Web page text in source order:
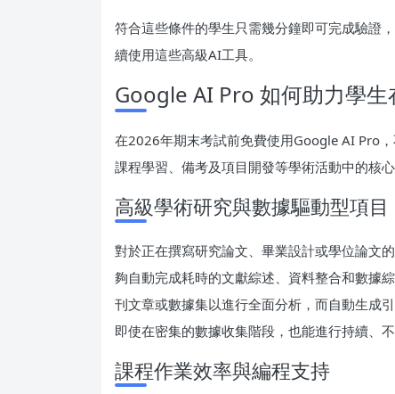
符合這些條件的學生只需幾分鐘即可完成驗證
續使用這些高級AI工具。
Google AI Pro 如何助力學
在2026年期末考試前免費使用Google AI Pro
課程學習、備考及項目開發等學術活動中的核心
高級學術研究與數據驅動型項目
對於正在撰寫研究論文、畢業設計或學位論文
夠自動完成耗時的文獻綜述、資料整合和數據
刊文章或數據集以進行全面分析，而自動生成
即使在密集的數據收集階段，也能進行持續、
課程作業效率與編程支持